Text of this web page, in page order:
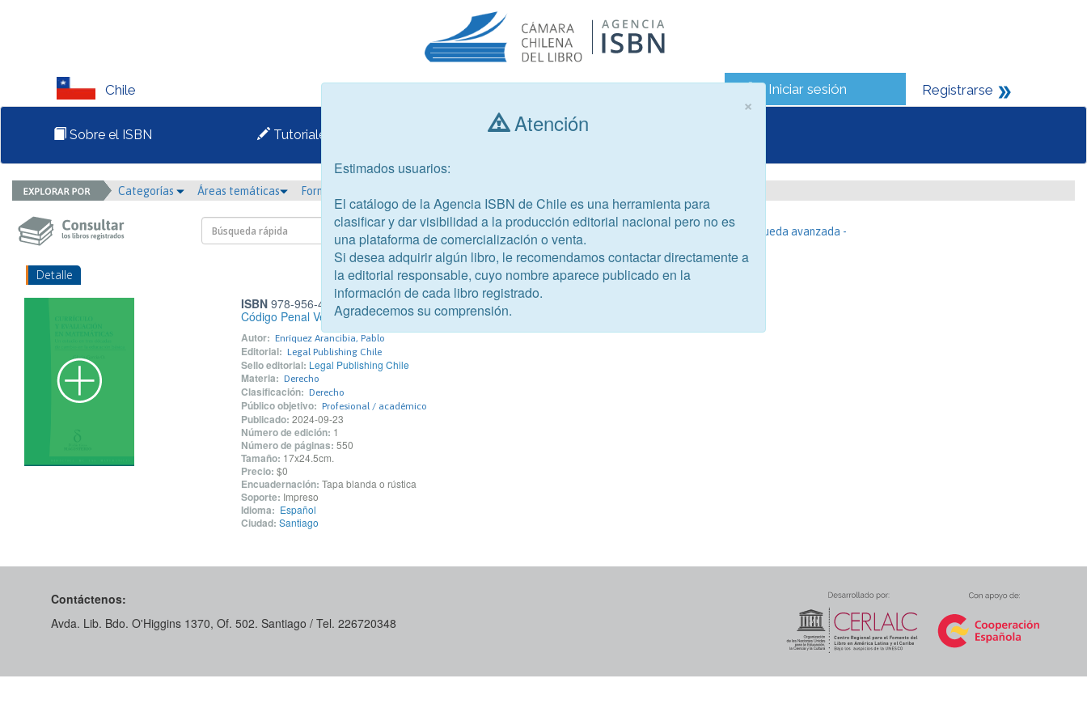
Chile Iniciar sesión Registrarse
Sobre el ISBN Tutoriales Consultar libros
Categorías Áreas temáticas Formato
- Búsqueda avanzada -
Detalle
ISBN978-956-400-558-4
Código Penal Versionado
Autor: Enríquez Arancibia, Pablo
Editorial: Legal Publishing Chile
Sello editorial: Legal Publishing Chile
Materia: Derecho
Clasificación: Derecho
Público objetivo: Profesional / académico
Publicado: 2024-09-23
Número de edición: 1
Número de páginas: 550
Tamaño: 17x24.5cm.
Precio: $0
Encuadernación: Tapa blanda o rústica
Soporte: Impreso
Idioma: Español
Ciudad: Santiago
Contáctenos:
Avda. Lib. Bdo. O'Higgins 1370, Of. 502. Santiago / Tel. 226720348
×
Atención
Estimados usuarios:
El catálogo de la Agencia ISBN de Chile es una herramienta para
clasificar y dar visibilidad a la producción editorial nacional pero no es
una plataforma de comercialización o venta.
Si desea adquirir algún libro, le recomendamos contactar directamente a
la editorial responsable, cuyo nombre aparece publicado en la
información de cada libro registrado.
Agradecemos su comprensión.